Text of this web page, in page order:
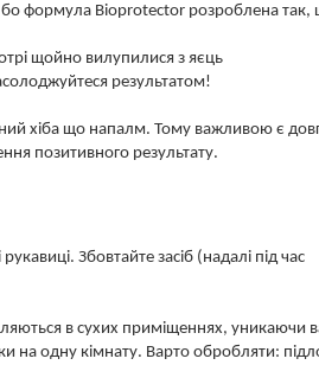
формула Bioprotector розроблена так,
щойно вилупилися з яєць
результатом!
хіба що напалм. Тому важливою є
позитивного результату.
Збовтайте засіб (надалі під час
в сухих приміщеннях, уникаючи
на одну кімнату. Варто обробляти: